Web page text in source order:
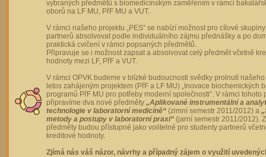
vybraných předmětů s biomedicínským zaměřením v rámci
oborů na LF MU, PřF MU a VUT.
V rámci našeho projektu „PES“ se nabízí možnost pro cílové
partnerů absolvovat podle individuálního zájmu přednášky a po
praktická cvičení v rámci popsaných předmětů.
Připravuje se i možnost zapsat a absolvovat celý předmět včetně
hodnoty mezi LF, PřF a VUT.
V rámci OPVK budeme v blízké budoucnosti svědky prolnutí
letos zahájeným projektem (PřF a LF MU) „Inovace biochemických
programů PřF MU pro potřeby moderní společnosti“. V rámci tohoto
připravíme dva nové předměty „Aplikované instrumentální a
technologie v laboratorní medicíně“ (zimní semestr 2011/2012) a
metody a postupy v laboratorní praxi“ (jarní semestr 2011/2012).
předměty budou přístupné jako volitelné pro studenty partnerů
kreditové hodnoty.
Zjímá nás váš názor, návrhy a případný zájem o využití